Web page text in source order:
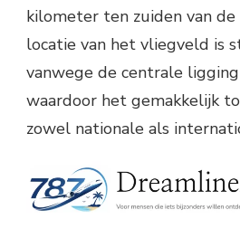
kilometer ten zuiden van
locatie van het vliegveld is
vanwege de centrale
waardoor het gemakkelijk
zowel nationale als